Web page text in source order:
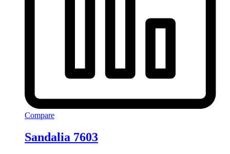
Compare
Sandalia 7603